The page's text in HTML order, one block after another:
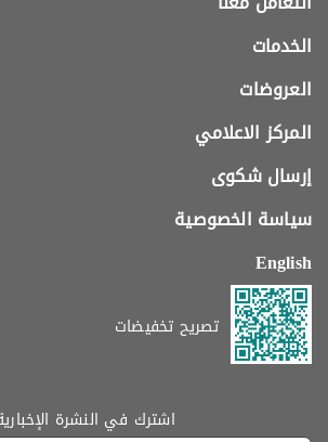
الخدمات
العروضات
المركز الاعلامي
إرسال شكوى
سياسة الخصوصية
English
تصريح تخفيضات
اشترك في النشرة الإخبارية